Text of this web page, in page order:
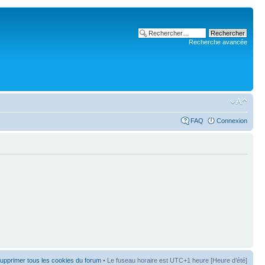
Recherche avancée
FAQ Connexion
tous les cookies du forum • Le fuseau horaire est UTC+1 heure [Heure d’été]